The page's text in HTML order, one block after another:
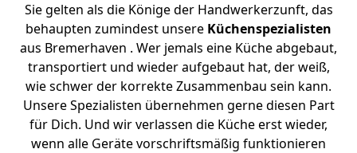
Sie gelten als die Könige der Handwerkerzunft, das
behaupten zumindest unsere Küchenspezialisten
aus Bremer­haven . Wer jemals eine Küche abgebaut,
transportiert und wieder aufgebaut hat, der weiß,
wie schwer der korrekte Zusammenbau sein kann.
Unsere Spezialisten übernehmen gerne diesen Part
für Dich. Und wir verlassen die Küche erst wieder,
wenn alle Geräte vorschriftsmäßig funktionieren